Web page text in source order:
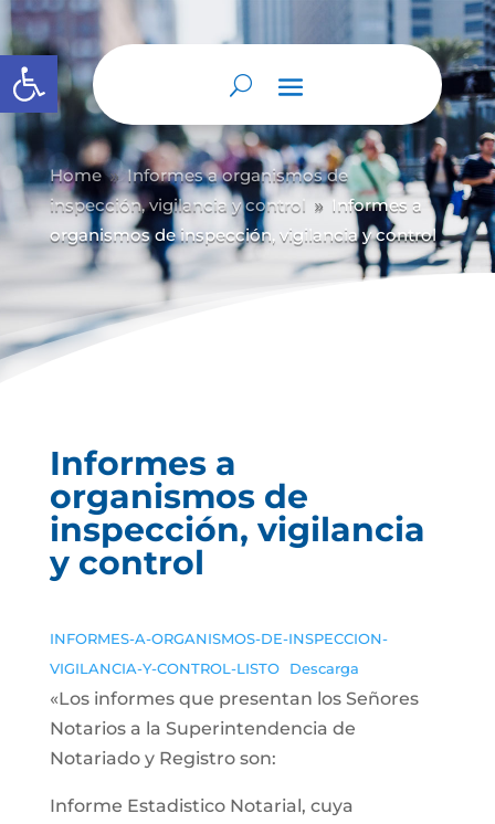
Abrir barra de herramientas
Home 9 Informes a organismos de
inspección, vigilancia y control 9
Informes a
organismos de inspección, vigilancia y control
Informes a
organismos de
inspección, vigilancia
y control
INFORMES-A-ORGANISMOS-DE-INSPECCION-
VIGILANCIA-Y-CONTROL-LISTO
Descarga
«Los informes que presentan los Señores
Notarios a la Superintendencia de
Notariado y Registro son:
Informe Estadistico Notarial, cuya